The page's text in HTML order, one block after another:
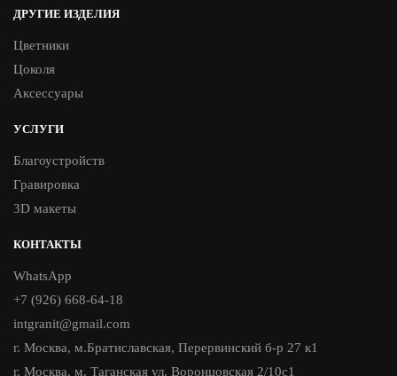
ДРУГИЕ ИЗДЕЛИЯ
Цветники
Цоколя
Аксессуары
УСЛУГИ
Благоустройств
Гравировка
3D макеты
КОНТАКТЫ
WhatsApp
+7 (926) 668-64-18
intgranit@gmail.com
г. Москва, м.Братиславская, Перервинский б-р 27 к1
г. Москва, м. Таганская ул. Воронцовская 2/10с1